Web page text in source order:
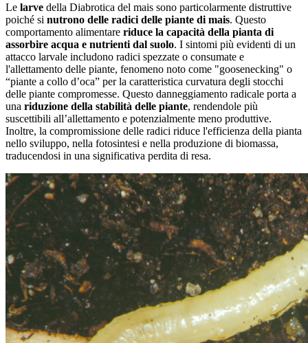
Le larve della Diabrotica del mais sono particolarmente distruttive
poiché si nutrono delle radici delle piante di mais. Questo
comportamento alimentare riduce la capacità della pianta di
assorbire acqua e nutrienti dal suolo. I sintomi più evidenti di un
attacco larvale includono radici spezzate o consumate e
l'allettamento delle piante, fenomeno noto come "goosenecking" o
“piante a collo d’oca” per la caratteristica curvatura degli stocchi
delle piante compromesse. Questo danneggiamento radicale porta a
una riduzione della stabilità delle piante, rendendole più
suscettibili all’allettamento e potenzialmente meno produttive.
Inoltre, la compromissione delle radici riduce l'efficienza della pianta
nello sviluppo, nella fotosintesi e nella produzione di biomassa,
traducendosi in una significativa perdita di resa.